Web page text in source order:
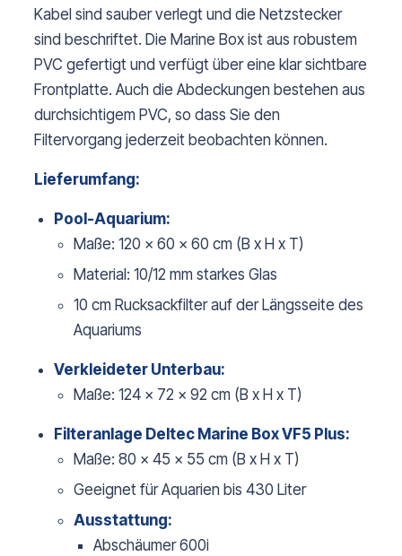
Kabel sind sauber verlegt und die Netzstecker
sind beschriftet. Die Marine Box ist aus robustem
PVC gefertigt und verfügt über eine klar sichtbare
Frontplatte. Auch die Abdeckungen bestehen aus
durchsichtigem PVC, so dass Sie den
Filtervorgang jederzeit beobachten können.
Lieferumfang:
Pool-Aquarium:
Maße: 120 x 60 x 60 cm (B x H x T)
Material: 10/12 mm starkes Glas
10 cm Rucksackfilter auf der Längsseite des
Aquariums
Verkleideter Unterbau:
Maße: 124 x 72 x 92 cm (B x H x T)
Filteranlage Deltec Marine Box VF5 Plus:
Maße: 80 x 45 x 55 cm (B x H x T)
Geeignet für Aquarien bis 430 Liter
Ausstattung:
Abschäumer 600i